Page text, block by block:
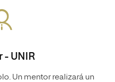
- UNIR
Un mentor realizará un